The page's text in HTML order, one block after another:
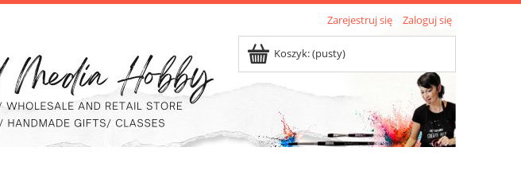
Zarejestruj się Zaloguj się
Koszyk:(pusty)